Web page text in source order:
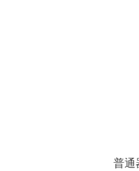
普通